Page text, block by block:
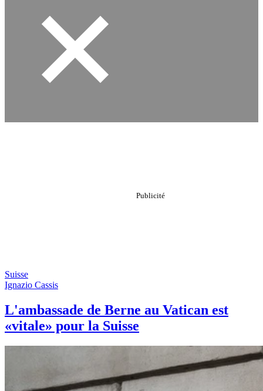
Suisse
Ignazio Cassis
L'ambassade de Berne au Vatican est
«vitale» pour la Suisse